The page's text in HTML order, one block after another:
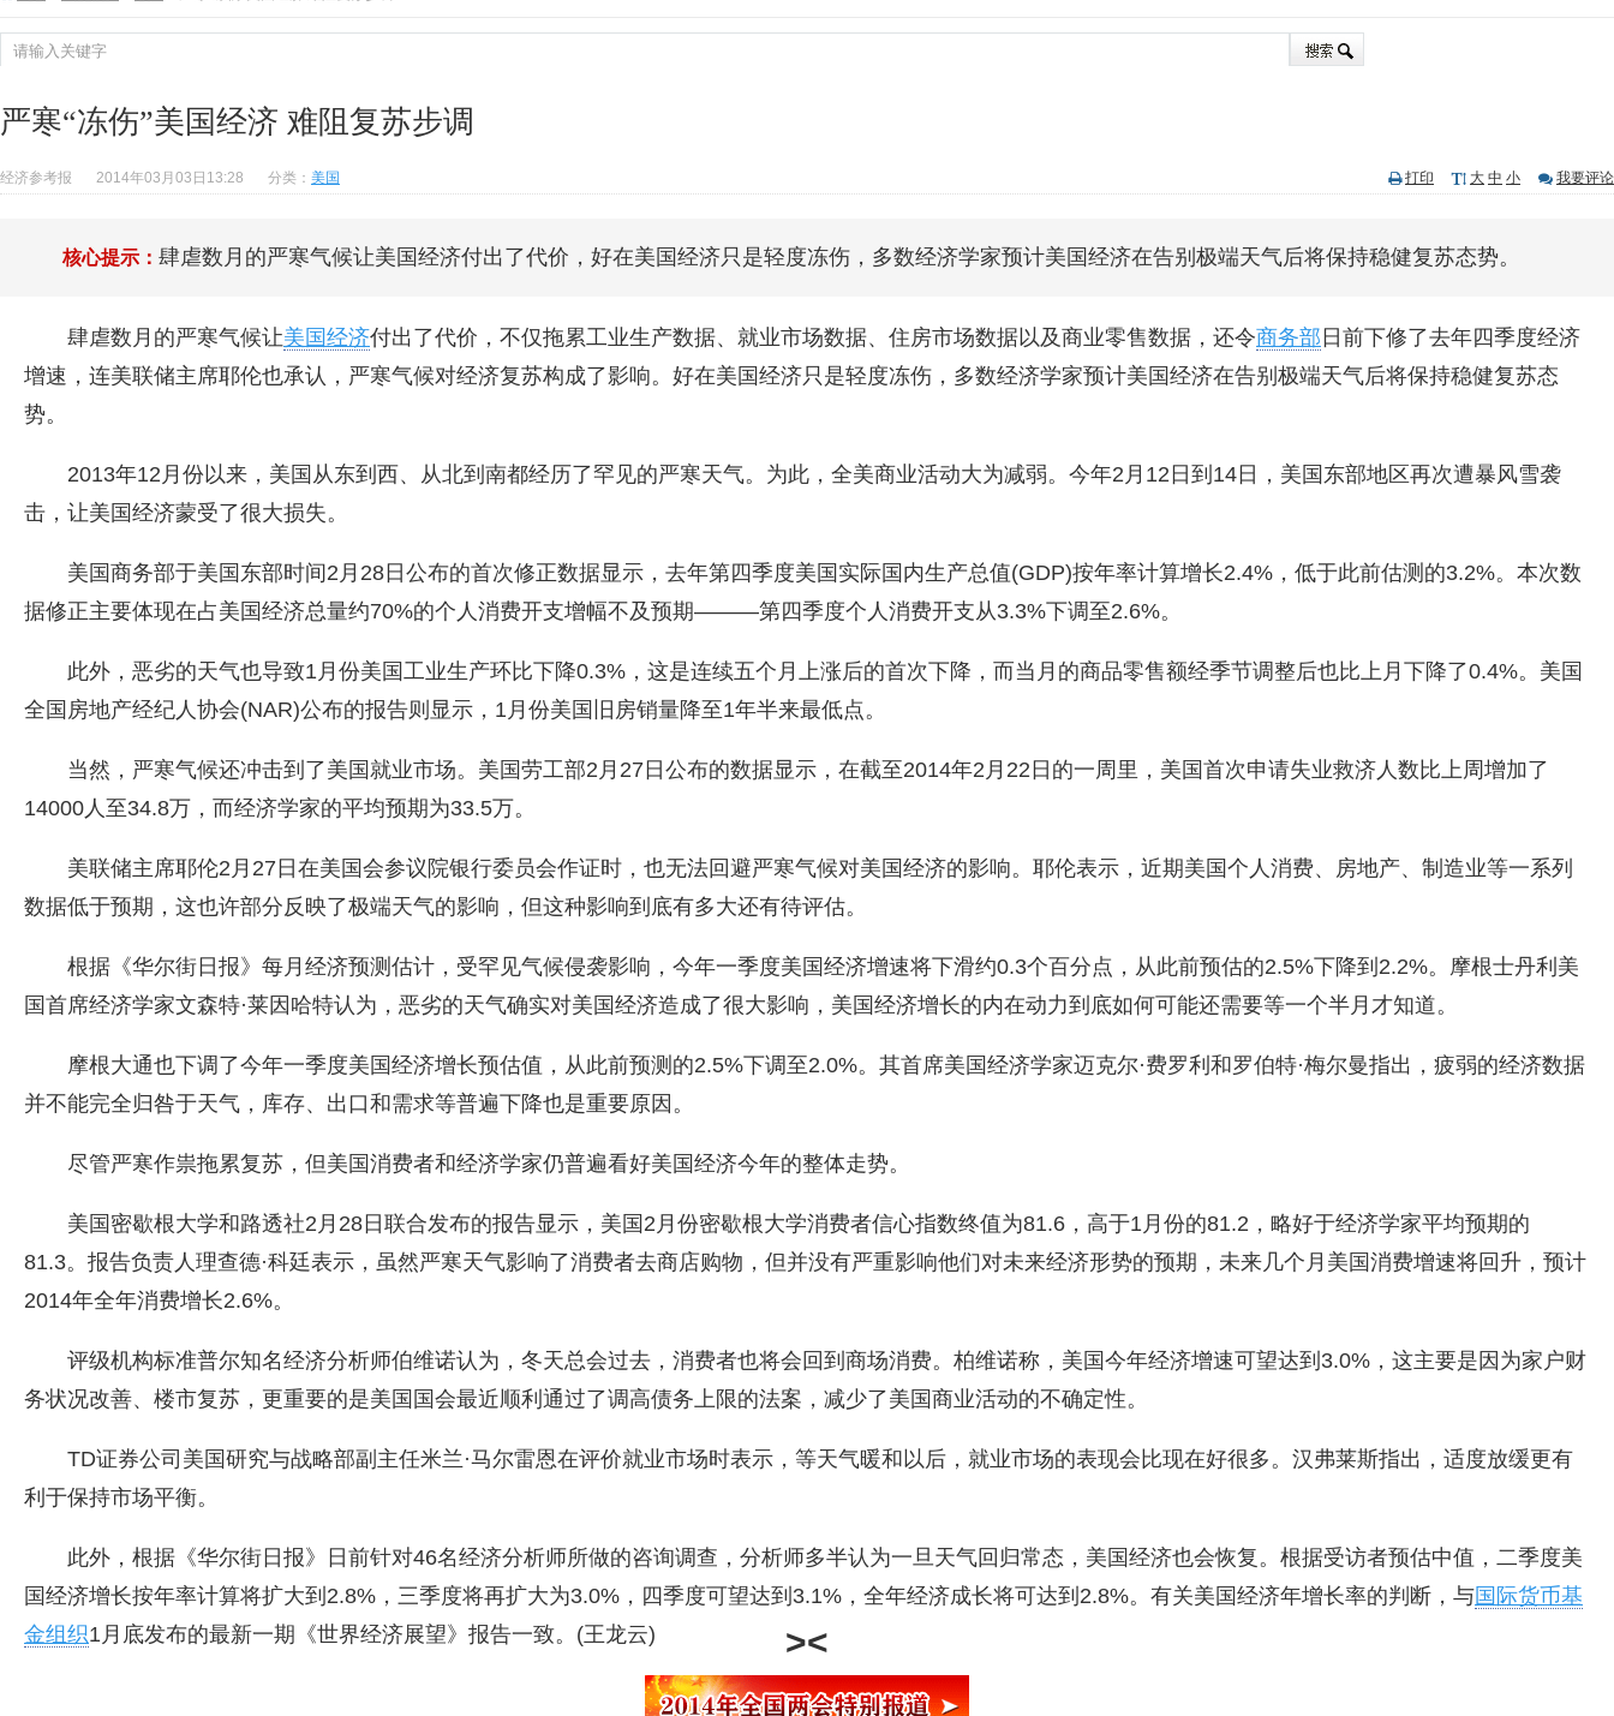
严寒“冻伤”美国经济 难阻复苏步调
经济参考报 2014年03月03日13:28 分类： 美国 打印 大 中 小 我要评论
核心提示： 肆虐数月的严寒气候让美国经济付出了代价，好在美国经济只是轻度冻伤，多数经济学家预计美国经济在告别极端天气后将保持稳健复苏态势。
肆虐数月的严寒气候让美国经济付出了代价，不仅拖累工业生产数据、就业市场数据、住房市场数据以及商业零售数据，还令商务部 日前下修了去年四季度经济
增速，连美联储主席耶伦也承认，严寒气候对经济复苏构成了影响。好在美国经济只是轻度冻伤，多数经济学家预计美国经济在告别极端天气后将保持稳健复苏态
势。
2013年12月份以来，美国从东到西、从北到南都经历了罕见的严寒天气。为此，全美商业活动大为减弱。今年2月12日到14日，美国东部地区再次遭暴风雪袭
击，让美国经济蒙受了很大损失。
美国商务部于美国东部时间2月28日公布的首次修正数据显示，去年第四季度美国实际国内生产总值(GDP)按年率计算增长2.4%，低于此前估测的3.2%。本次数
据修正主要体现在占美国经济总量约70%的个人消费开支增幅不及预期———第四季度个人消费开支从3.3%下调至2.6%。
此外，恶劣的天气也导致1月份美国工业生产环比下降0.3%，这是连续五个月上涨后的首次下降，而当月的商品零售额经季节调整后也比上月下降了0.4%。美国
全国房地产经纪人协会(NAR)公布的报告则显示，1月份美国旧房销量降至1年半来最低点。
当然，严寒气候还冲击到了美国就业市场。美国劳工部2月27日公布的数据显示，在截至2014年2月22日的一周里，美国首次申请失业救济人数比上周增加了
14000人至34.8万，而经济学家的平均预期为33.5万。
美联储主席耶伦2月27日在美国会参议院银行委员会作证时，也无法回避严寒气候对美国经济的影响。耶伦表示，近期美国个人消费、房地产、制造业等一系列
数据低于预期，这也许部分反映了极端天气的影响，但这种影响到底有多大还有待评估。
根据《华尔街日报》每月经济预测估计，受罕见气候侵袭影响，今年一季度美国经济增速将下滑约0.3个百分点，从此前预估的2.5%下降到2.2%。摩根士丹利美
国首席经济学家文森特·莱因哈特认为，恶劣的天气确实对美国经济造成了很大影响，美国经济增长的内在动力到底如何可能还需要等一个半月才知道。
摩根大通也下调了今年一季度美国经济增长预估值，从此前预测的2.5%下调至2.0%。其首席美国经济学家迈克尔·费罗利和罗伯特·梅尔曼指出，疲弱的经济数据
并不能完全归咎于天气，库存、出口和需求等普遍下降也是重要原因。
尽管严寒作祟拖累复苏，但美国消费者和经济学家仍普遍看好美国经济今年的整体走势。
美国密歇根大学和路透社2月28日联合发布的报告显示，美国2月份密歇根大学消费者信心指数终值为81.6，高于1月份的81.2，略好于经济学家平均预期的
81.3。报告负责人理查德·科廷表示，虽然严寒天气影响了消费者去商店购物，但并没有严重影响他们对未来经济形势的预期，未来几个月美国消费增速将回升，预计
2014年全年消费增长2.6%。
评级机构标准普尔知名经济分析师伯维诺认为，冬天总会过去，消费者也将会回到商场消费。柏维诺称，美国今年经济增速可望达到3.0%，这主要是因为家户财
务状况改善、楼市复苏，更重要的是美国国会最近顺利通过了调高债务上限的法案，减少了美国商业活动的不确定性。
TD证券公司美国研究与战略部副主任米兰·马尔雷恩在评价就业市场时表示，等天气暖和以后，就业市场的表现会比现在好很多。汉弗莱斯指出，适度放缓更有
利于保持市场平衡。
此外，根据《华尔街日报》日前针对46名经济分析师所做的咨询调查，分析师多半认为一旦天气回归常态，美国经济也会恢复。根据受访者预估中值，二季度美
国经济增长按年率计算将扩大到2.8%，三季度将再扩大为3.0%，四季度可望达到3.1%，全年经济成长将可达到2.8%。有关美国经济年增长率的判断，与国际货币基
金组织1月底发布的最新一期《世界经济展望》报告一致。(王龙云) <
>